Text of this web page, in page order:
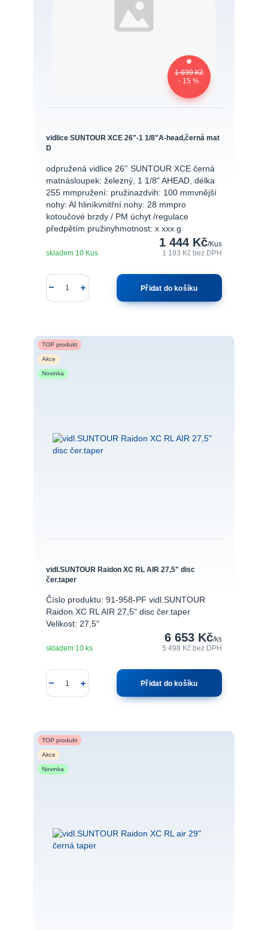
1 699 Kč
- 15 %
vidlice SUNTOUR XCE 26"-1 1/8"A-head,černá mat
D
odpružená vidlice 26'' SUNTOUR XCE černá
matnásloupek: železný, 1 1/8" AHEAD, délka
255 mmpružení: pružinazdvih: 100 mmvnější
nohy: Al hliníkvnitřní nohy: 28 mmpro
kotoučové brzdy / PM úchyt /regulace
předpětím pružinyhmotnost: x xxx g
1 444 Kč/Kus
1 193 Kčbez DPH
skladem 10 Kus
Přidat do košíku
TOP produkt
Akce
Novinka
vidl.SUNTOUR Raidon XC RL AIR 27,5" disc
čer.taper
Číslo produktu: 91-958-PF vidl.SUNTOUR
Raidon XC RL AIR 27,5" disc čer.taper
Velikost: 27,5"
6 653 Kč/ks
5 498 Kč bez DPH
skladem 10 ks
Přidat do košíku
TOP produkt
Akce
Novinka